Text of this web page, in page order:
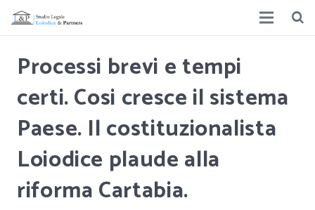
Processi brevi e tempi
certi. Cosi cresce il sistema
Paese. Il costituzionalista
Loiodice plaude alla
riforma Cartabia.